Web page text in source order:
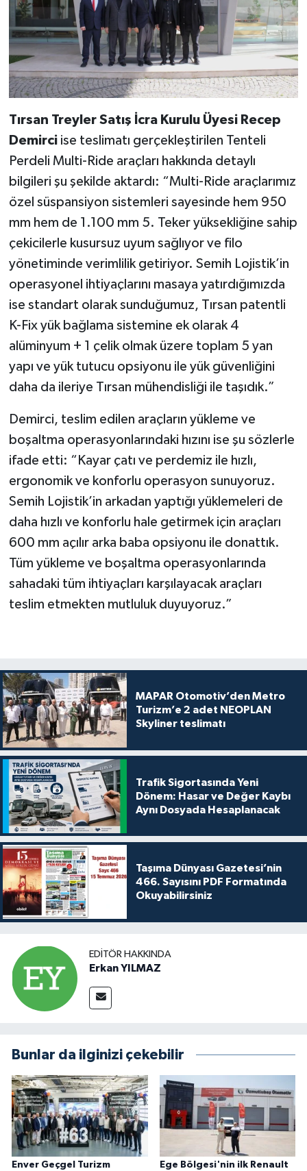
Tırsan Treyler Satış İcra Kurulu Üyesi Recep
Demirci ise teslimatı gerçekleştirilen Tenteli
Perdeli Multi-Ride araçları hakkında detaylı
bilgileri şu şekilde aktardı: “Multi-Ride araçlarımız
özel süspansiyon sistemleri sayesinde hem 950
mm hem de 1.100 mm 5. Teker yüksekliğine sahip
çekicilerle kusursuz uyum sağlıyor ve filo
yönetiminde verimlilik getiriyor. Semih Lojistik’in
operasyonel ihtiyaçlarını masaya yatırdığımızda
ise standart olarak sunduğumuz, Tırsan patentli
K-Fix yük bağlama sistemine ek olarak 4
alüminyum + 1 çelik olmak üzere toplam 5 yan
yapı ve yük tutucu opsiyonu ile yük güvenliğini
daha da ileriye Tırsan mühendisliği ile taşıdık.”
Demirci, teslim edilen araçların yükleme ve
boşaltma operasyonlarındaki hızını ise şu sözlerle
ifade etti: “Kayar çatı ve perdemiz ile hızlı,
ergonomik ve konforlu operasyon sunuyoruz.
Semih Lojistik’in arkadan yaptığı yüklemeleri de
daha hızlı ve konforlu hale getirmek için araçları
600 mm açılır arka baba opsiyonu ile donattık.
Tüm yükleme ve boşaltma operasyonlarında
sahadaki tüm ihtiyaçları karşılayacak araçları
teslim etmekten mutluluk duyuyoruz.”
MAPAR Otomotiv’den Metro
Turizm’e 2 adet NEOPLAN
Skyliner teslimatı
Trafik Sigortasında Yeni
Dönem: Hasar ve Değer Kaybı
Aynı Dosyada Hesaplanacak
Taşıma Dünyası Gazetesi’nin
466. Sayısını PDF Formatında
Okuyabilirsiniz
EDITÖR HAKKINDA
Erkan YILMAZ
Bunlar da ilginizi çekebilir
Enver Geçgel Turizm Ege Bölgesi'nin ilk Renault